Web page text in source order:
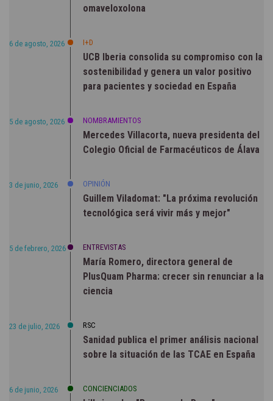
omaveloxolona
6 de agosto, 2026 I+D
UCB Iberia consolida su compromiso con la
sostenibilidad y genera un valor positivo
para pacientes y sociedad en España
5 de agosto, 2026 NOMBRAMIENTOS
Mercedes Villacorta, nueva presidenta del
Colegio Oficial de Farmacéuticos de Álava
3 de junio, 2026 OPINIÓN
Guillem Viladomat: "La próxima revolución
tecnológica será vivir más y mejor"
5 de febrero, 2026 ENTREVISTAS
María Romero, directora general de
PlusQuam Pharma: crecer sin renunciar a la
ciencia
23 de julio, 2026 RSC
Sanidad publica el primer análisis nacional
sobre la situación de las TCAE en España
6 de junio, 2026 CONCIENCIADOS